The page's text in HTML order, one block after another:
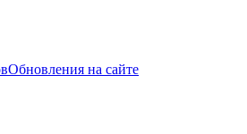
Обновления на сайте